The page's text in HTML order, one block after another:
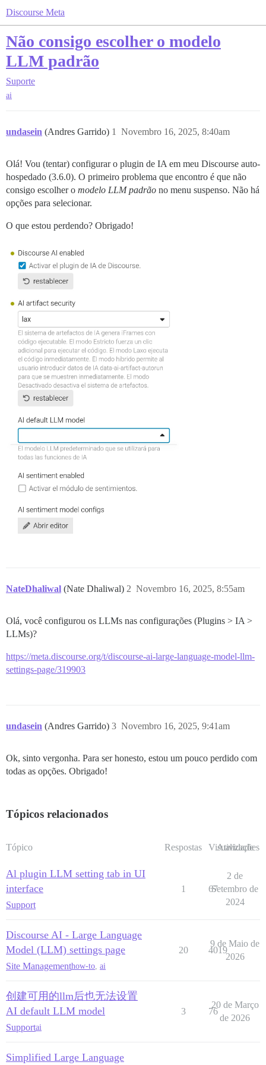
Discourse Meta
Não consigo escolher o modelo
LLM padrão
Suporte
ai
undasein (Andres Garrido) Novembro 16, 2025, 8:40am
1
Olá! Vou (tentar) configurar o plugin de IA em meu Discourse auto-
hospedado (3.6.0). O primeiro problema que encontro é que não
consigo escolher o modelo LLM padrão no menu suspenso. Não há
opções para selecionar.
O que estou perdendo? Obrigado!
NateDhaliwal (Nate Dhaliwal) Novembro 16, 2025, 8:55am
2
Olá, você configurou os LLMs nas configurações (Plugins > IA >
LLMs)?
https://meta.discourse.org/t/discourse-ai-large-language-model-llm-
settings-page/319903
undasein (Andres Garrido) Novembro 16, 2025, 9:41am
3
Ok, sinto vergonha. Para ser honesto, estou um pouco perdido com
todas as opções. Obrigado!
Tópicos relacionados
Tópico Respostas Visualizações
Atividade
Al plugin LLM setting tab in UI
interface
Support
1 67
2 de
Setembro de
2024
Discourse AI - Large Language
Model (LLM) settings page
Site Managementhow-to, ai
20 4019
9 de Maio de
2026
创建可用的llm后也无法设置
AI default LLM model
Supportai
3 76
20 de Março
de 2026
Simplified Large Language